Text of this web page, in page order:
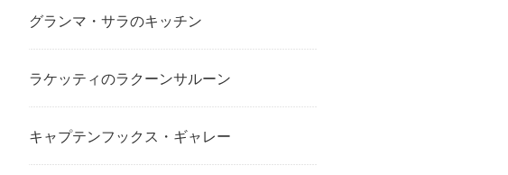
グランマ・サラのキッチン
ラケッティのラクーンサルーン
キャプテンフックス・ギャレー